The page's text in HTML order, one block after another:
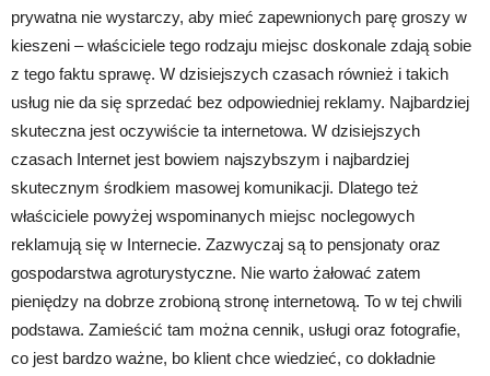
prywatna nie wystarczy, aby mieć zapewnionych parę groszy w
kieszeni – właściciele tego rodzaju miejsc doskonale zdają sobie
z tego faktu sprawę. W dzisiejszych czasach również i takich
usług nie da się sprzedać bez odpowiedniej reklamy. Najbardziej
skuteczna jest oczywiście ta internetowa. W dzisiejszych
czasach Internet jest bowiem najszybszym i najbardziej
skutecznym środkiem masowej komunikacji. Dlatego też
właściciele powyżej wspominanych miejsc noclegowych
reklamują się w Internecie. Zazwyczaj są to pensjonaty oraz
gospodarstwa agroturystyczne. Nie warto żałować zatem
pieniędzy na dobrze zrobioną stronę internetową. To w tej chwili
podstawa. Zamieścić tam można cennik, usługi oraz fotografie,
co jest bardzo ważne, bo klient chce wiedzieć, co dokładnie